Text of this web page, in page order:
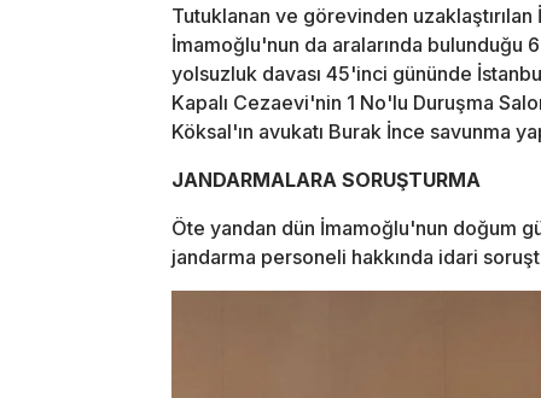
Tutuklanan ve görevinden
İmamoğlu'nun da aralarında bulunduğu
yolsuzluk davası 45'inci gününde
Kapalı Cezaevi'nin 1 No'lu Duruşma
Köksal'ın avukatı Burak İnce savunma
JANDARMALARA SORUŞTURMA
Öte yandan dün İmamoğlu'nun doğum
jandarma personeli hakkında idari